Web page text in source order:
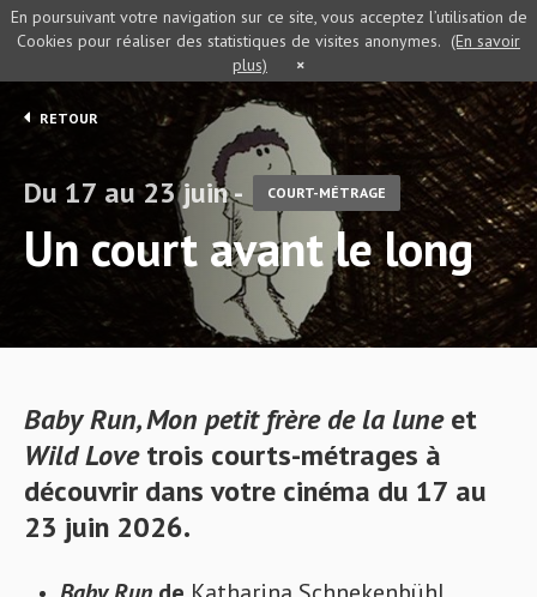
RETOUR
Du 17 au 23 juin - COURT-MÉTRAGE
Un court avant le long
Baby Run, Mon petit frère de la luneet
Wild Lovetrois courts-métrages à
découvrir dans votre cinéma du 17 au
23 juin 2026.
En poursuivant votre navigation sur ce site, vous acceptez l’utilisation de
Cookies pour réaliser des statistiques de visites anonymes. (En savoir
plus)
×